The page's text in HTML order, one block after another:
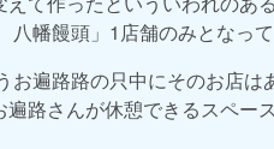
幡饅頭」1店舗のみとなって
遍路路の只中にそのお店は
路さんが休憩できるスペー